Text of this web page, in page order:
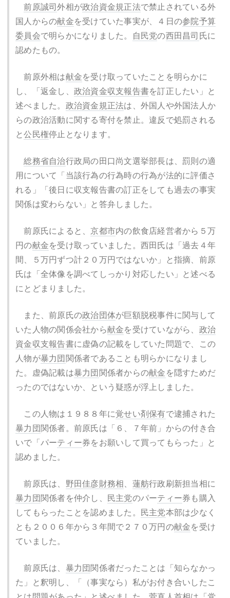
前原誠司外相が政治資金規正法で禁止されている外
国人からの献金を受けていた事実が、４日の参院予算
委員会で明らかになりました。 自民党の西田昌司 氏に
認めたもの。
前原外相は献金を受け取っていたことを明らかに
し、「返金し、 政治資金収支報告書を訂正したい」と
述べました。 政治資金規正法は、外国人や外国法人か
らの政治活動に関する寄付を禁止。違反で処罰される
と公民権停止となります。
総務省自治行政局の田口尚文選挙部長は、罰則の適
用について「当該行為の行為時の行為が法的に評価さ
れる」「後日に収支報告書の訂正をしても過去の事実
関係は変わらない」と答弁しました。
前原氏によると、京都市内の飲食店経営者から５万
円の献金を受け取っていました。西田氏は「過去４年
間、５万円ずつ計２０万円ではないか」と指摘、前原
氏は「全体像を調べてしっかり対応したい」と述べる
にとどまりました。
また、前原氏の政治団体が巨額脱税事件に関与して
いた人物の関係会社から献金を受けていながら、 政治
資金収支報告書に虚偽の記載をしていた問題で、この
人物が暴力団 関係者であることも明らかになりまし
た。虚偽記載は暴力団 関係者からの献金 を隠すためだ
ったのではないか、という疑惑が浮上しました。
この人物は１９８８年に覚せい剤保有で逮捕された
暴力団関係者。前原氏は「６、７年前」からの付き合
いで「パーティー券をお願いして買ってもらった」と
認めました。
前原氏は、 野田佳彦財務相、 蓮舫行政刷新担当相に
暴力団関係者を仲介し、 民主党のパーティー券も購入
してもらったことを認めました。 民主党本部は少なく
とも２００６年から３年間で２７０万円の献金を受け
ていました。
前原氏は、 暴力団関係者だったことは「知らなかっ
た」と釈明し、「（事実なら）私がお付き合いしたこ